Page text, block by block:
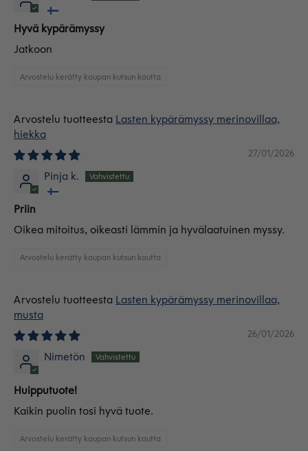
Hyvä kypärämyssy
Jatkoon
Arvostelu kerätty kaupan kutsun kautta
Lasten kypärämyssy merinovillaa,
hiekka
27/01/2026
Pinja k.
Priin
Oikea mitoitus, oikeasti lämmin ja hyvälaatuinen myssy.
Arvostelu kerätty kaupan kutsun kautta
Lasten kypärämyssy merinovillaa,
musta
26/01/2026
Nimetön
Huipputuote!
Kaikin puolin tosi hyvä tuote.
Arvostelu kerätty kaupan kutsun kautta